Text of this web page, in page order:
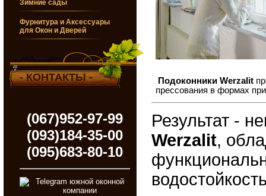
Зимние сады
Фурнитура и Аксессуары
для Окон и Дверей
- КОНТАКТЫ -
(067)952-97-99
(093)184-35-00
(095)683-80-10
Подоконники Werzalit
прессования в формах
Результат -
Werzalit,